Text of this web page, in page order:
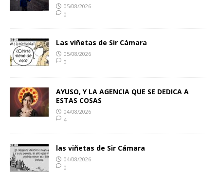
05/08/2026
0
Las viñetas de Sir Cámara
05/08/2026
0
AYUSO, Y LA AGENCIA QUE SE DEDICA A
ESTAS COSAS
04/08/2026
4
las viñetas de Sir Cámara
04/08/2026
0